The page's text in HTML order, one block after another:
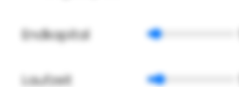
Endkapital
Laufzeit